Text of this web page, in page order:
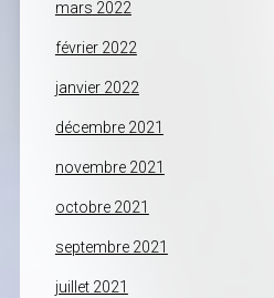
mars 2022
février 2022
janvier 2022
décembre 2021
novembre 2021
octobre 2021
septembre 2021
juillet 2021